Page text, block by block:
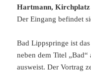
Hartmann,
Der Eingang befindet
Bad Lippspringe ist
neben dem Titel
ausweist. Der Vortrag